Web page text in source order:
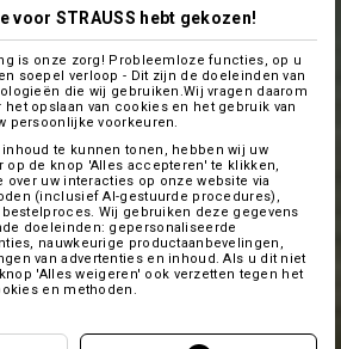
voor STRAUSS hebt gekozen!
is onze zorg! Probleemloze functies, op u
soepel verloop - Dit zijn de doeleinden van
die wij gebruiken.Wij vragen daarom
opslaan van cookies en het gebruik van
persoonlijke voorkeuren.
te kunnen tonen, hebben wij uw
de knop 'Alles accepteren' te klikken,
uw interacties op onze website via
(inclusief AI-gestuurde procedures),
Wij gebruiken deze gegevens
doeleinden: gepersonaliseerde
nauwkeurige productaanbevelingen,
van advertenties en inhoud. Als u dit niet
'Alles weigeren' ook verzetten tegen het
en methoden.